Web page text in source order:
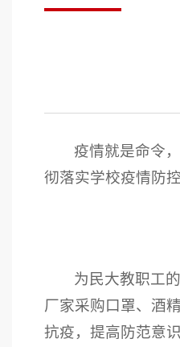
疫情就是命令
彻落实学校疫情防
为民大教职工
厂家采购口罩、酒
抗疫，提高防范意